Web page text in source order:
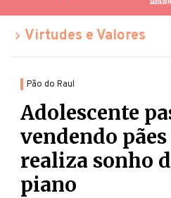
Virtudes e Valores
Pão do Raul
Adolescente
vendendo
realiza sonho
piano